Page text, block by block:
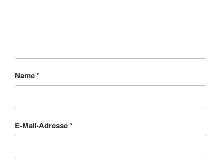
Name*
E-Mail-Adresse*